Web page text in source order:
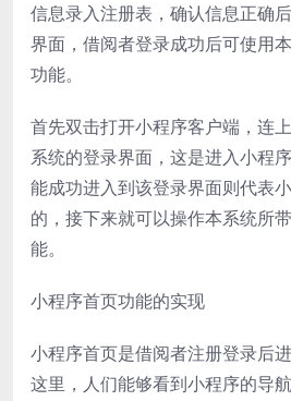
信息录入注册表，确认信息正确
界面，借阅者登录成功后可使用
功能。
首先双击打开小程序客户端，连
系统的登录界面，这是进入小程序
能成功进入到该登录界面则代表
的，接下来就可以操作本系统所
能。
小程序首页功能的实现
小程序首页是借阅者注册登录后
这里，人们能够看到小程序的导